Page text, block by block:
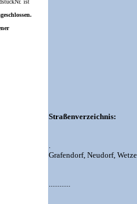
ist
Straßenverzeichnis:
.
Grafendorf, Neudorf,
............